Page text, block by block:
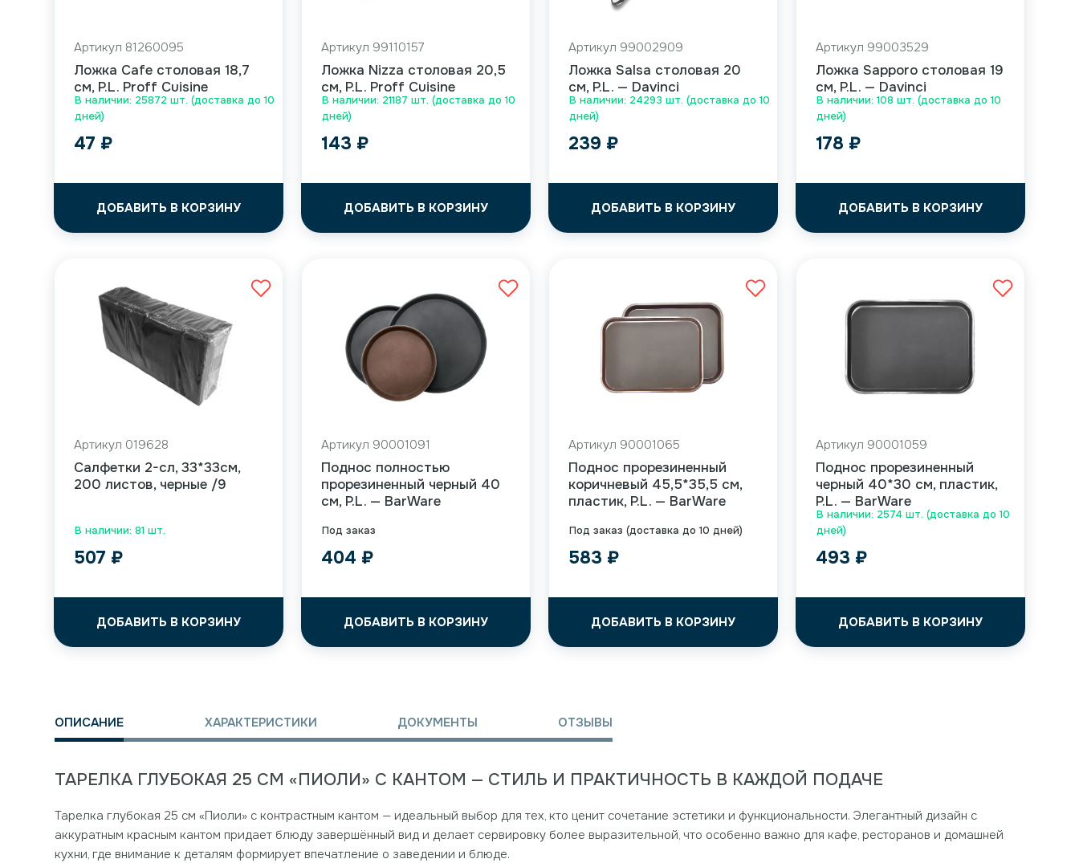
В наличии: 25872 шт. (доставка до 10
дней)
Артикул 81260095
Ложка Cafe столовая 18,7
см, P.L. Proff Cuisine
47 ₽
ДОБАВИТЬ В КОРЗИНУ
В наличии: 21187 шт. (доставка до 10
дней)
Артикул 99110157
Ложка Nizza столовая 20,5
см, P.L. Proff Cuisine
143 ₽
ДОБАВИТЬ В КОРЗИНУ
В наличии: 24293 шт. (доставка до 10
дней)
Артикул 99002909
Ложка Salsa столовая 20
см, P.L. — Davinci
239 ₽
ДОБАВИТЬ В КОРЗИНУ
В наличии: 108 шт. (доставка до 10
дней)
Артикул 99003529
Ложка Sapporo столовая 19
см, P.L. — Davinci
178 ₽
ДОБАВИТЬ В КОРЗИНУ
В наличии: 81 шт.
Артикул 019628
Салфетки 2-сл, 33*33см,
200 листов, черные /9
507 ₽
ДОБАВИТЬ В КОРЗИНУ
Под заказ
Артикул 90001091
Поднос полностью
прорезиненный черный 40
см, P.L. — BarWare
404 ₽
ДОБАВИТЬ В КОРЗИНУ
Под заказ (доставка до 10 дней)
Артикул 90001065
Поднос прорезиненный
коричневый 45,5*35,5 см,
пластик, P.L. — BarWare
583 ₽
ДОБАВИТЬ В КОРЗИНУ
В наличии: 2574 шт. (доставка до 10
дней)
Артикул 90001059
Поднос прорезиненный
черный 40*30 см, пластик,
P.L. — BarWare
493 ₽
ДОБАВИТЬ В КОРЗИНУ
ОПИСАНИЕ ХАРАКТЕРИСТИКИ ДОКУМЕНТЫ ОТЗЫВЫ
ТАРЕЛКА ГЛУБОКАЯ 25 СМ «ПИОЛИ» С КАНТОМ — СТИЛЬ И ПРАКТИЧНОСТЬ В КАЖДОЙ ПОДАЧЕ
Тарелка глубокая 25 см «Пиоли» с контрастным кантом — идеальный выбор для тех, кто ценит сочетание эстетики и функциональности. Элегантный дизайн с
аккуратным красным кантом придает блюду завершённый вид и делает сервировку более выразительной, что особенно важно для кафе, ресторанов и домашней
кухни, где внимание к деталям формирует впечатление о заведении и блюде.